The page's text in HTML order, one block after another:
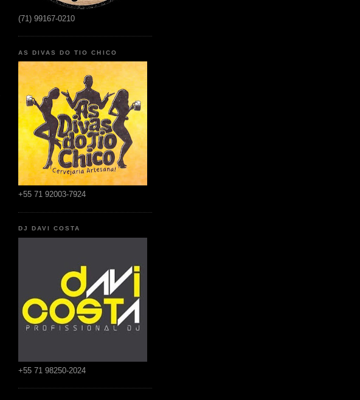
(71) 99167-0210
AS DIVAS DO TIO CHICO
+55 71 92003-7924
DJ DAVI COSTA
+55 71 98250-2024